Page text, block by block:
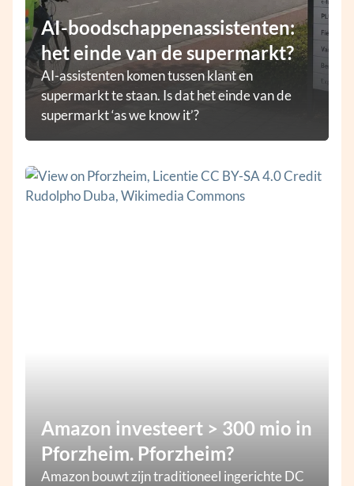
AI-boodschappenassistenten:
het einde van de supermarkt?
AI-assistenten komen tussen klant en
supermarkt te staan. Is dat het einde van de
supermarkt ‘as we know it’?
Amazon investeert > 300 mio in
Pforzheim. Pforzheim?
Amazon bouwt zijn traditioneel ingerichte DC